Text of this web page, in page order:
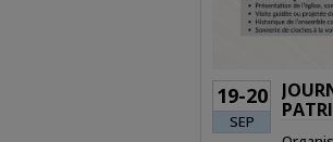
19-20
JOURNÉES